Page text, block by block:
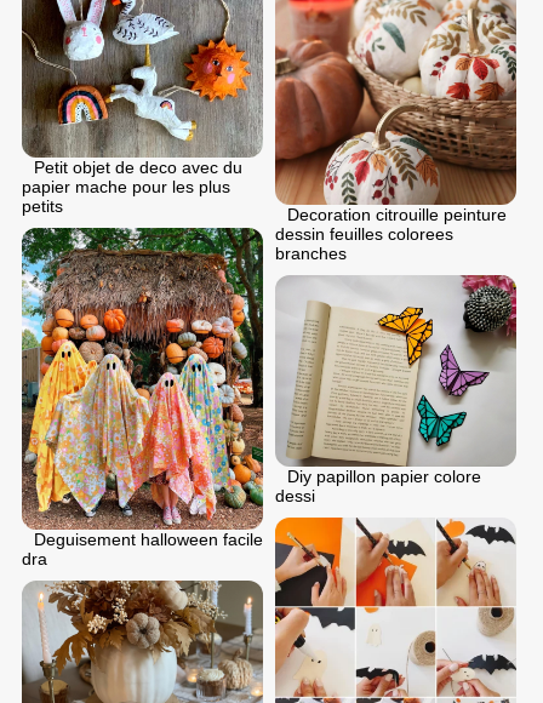
Petit objet de deco avec du
papier mache pour les plus
petits
Decoration citrouille peinture
dessin feuilles colorees
branches
Deguisement halloween facile
dra
Diy papillon papier colore
dessi